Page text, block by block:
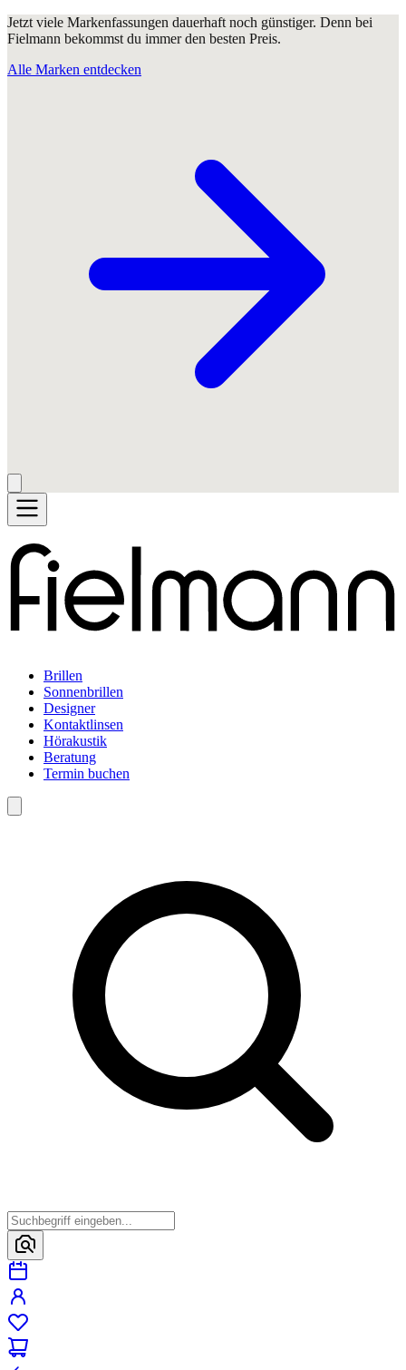
Jetzt viele Markenfassungen dauerhaft noch günstiger. Denn bei
Fielmann bekommst du immer den besten Preis.
Alle Marken entdecken
Brillen
Sonnenbrillen
Designer
Kontaktlinsen
Hörakustik
Beratung
Termin buchen